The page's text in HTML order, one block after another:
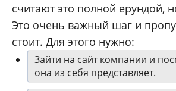
считают это полной ерундой,
Это очень важный шаг и
стоит. Для этого нужно:
Зайти на сайт компании и
она из себя представляет.